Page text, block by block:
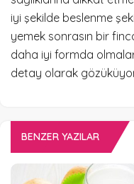
iyi şekilde beslenme
yemek sonrasın bir
daha iyi formda
detay olarak
BENZER YAZILAR